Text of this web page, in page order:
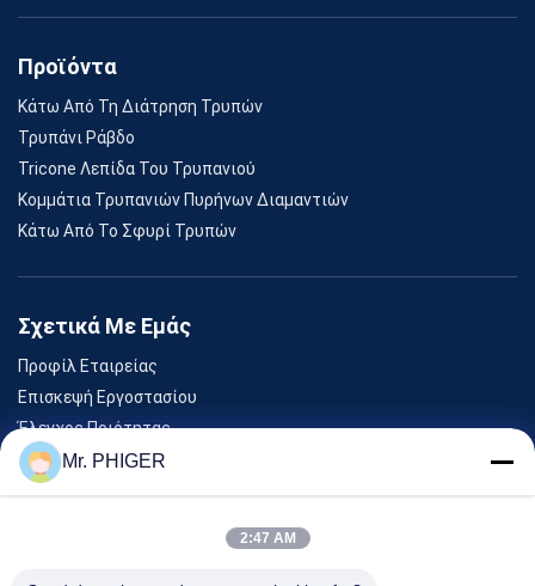
Προϊόντα
Κάτω Από Τη Διάτρηση Τρυπών
Τρυπάνι Ράβδο
Tricone Λεπίδα Του Τρυπανιού
Κομμάτια Τρυπανιών Πυρήνων Διαμαντιών
Κάτω Από Το Σφυρί Τρυπών
Σχετικά Με Εμάς
Προφίλ Εταιρείας
Επισκεψή Εργοστασίου
Έλεγχος Ποιότητας
SitemapMr. PHIGER
2:47 AM